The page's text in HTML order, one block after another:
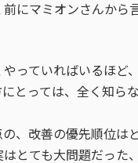
にマミオンさんから
っていればいるほど
とっては、全く知ら
、改善の優先順位
とても大問題だった